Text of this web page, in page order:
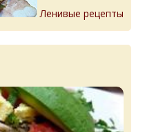
Ленивые рецепты